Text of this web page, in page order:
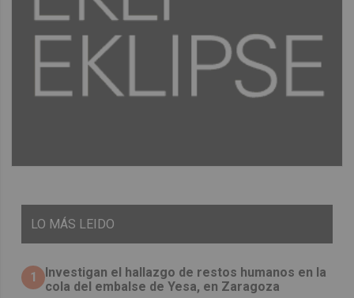
LO MÁS LEIDO
1
Investigan el hallazgo de restos humanos en la
cola del embalse de Yesa, en Zaragoza